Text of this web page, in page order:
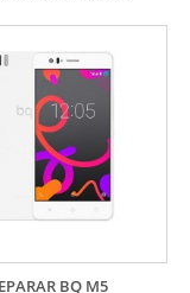
BQ M5